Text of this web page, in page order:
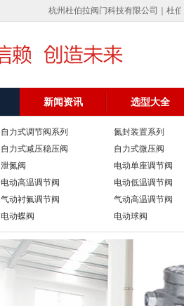
杭州杜伯拉阀门科技有限公司｜杜伯
新闻资讯 选型大全
自力式调节阀系列 氮封装置系列
自力式减压稳压阀 自力式微压阀
泄氮阀 电动单座调节阀
电动高温调节阀 电动低温调节阀
气动衬氟调节阀 气动高温调节阀
电动蝶阀 电动球阀